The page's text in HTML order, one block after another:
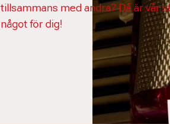
tillsammans med andra? Då är vår
något för dig!